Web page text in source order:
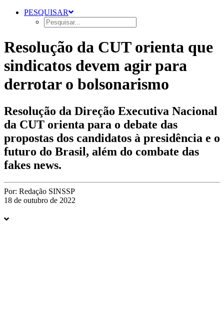
PESQUISAR
Resolução da CUT orienta que
sindicatos devem agir para
derrotar o bolsonarismo
Resolução da Direção Executiva Nacional
da CUT orienta para o debate das
propostas dos candidatos à presidência e o
futuro do Brasil, além do combate das
fakes news.
Por: Redação SINSSP
18 de outubro de 2022